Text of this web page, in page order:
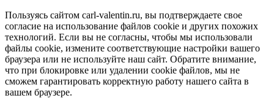
Пользуясь сайтом carl-valentin.ru, вы подтверждаете свое
согласие на использование файлов cookie и других похожих
технологий. Если вы не согласны, чтобы мы использовали
файлы cookie, измените соответствующие настройки вашего
браузера или не используйте наш сайт. Обратите внимание,
что при блокировке или удалении cookie файлов, мы не
сможем гарантировать корректную работу нашего сайта в
вашем браузере.